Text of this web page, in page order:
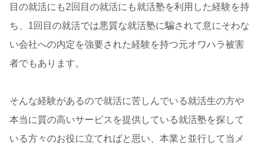
目の就活にも2回目の就活にも就活塾を利用した経験を持
ち、1回目の就活では悪質な就活塾に騙されて意にそわな
い会社への内定を強要された経験を持つ元オワハラ被害
者でもあります。
そんな経験があるので就活に苦しんでいる就活生の方や
本当に質の高いサービスを提供している就活塾を探して
いる方々のお役に立てればと思い、本業と並行して当メ